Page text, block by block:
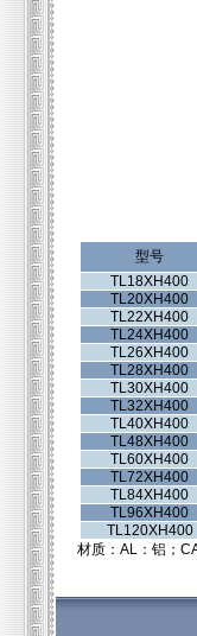
型号
TL18XH400
TL20XH400
TL22XH400
TL24XH400
TL26XH400
TL28XH400
TL30XH400
TL32XH400
TL40XH400
TL48XH400
TL60XH400
TL72XH400
TL84XH400
TL96XH400
TL120XH400
材质：AL：铝；